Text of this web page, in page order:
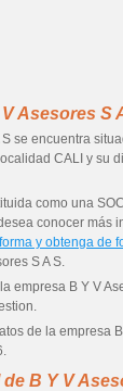
Asesores S
se encuentra
CALI y su
como una
conocer más
y obtenga de
S A S.
empresa B Y V
de la empresa
B Y V